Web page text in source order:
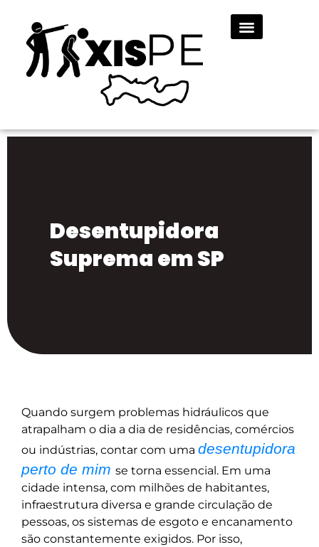
Desentupidora
Suprema em SP
Quando surgem problemas hidráulicos que
atrapalham o dia a dia de residências, comércios
ou indústrias, contar com uma desentupidora
perto de mim se torna essencial. Em uma
cidade intensa, com milhões de habitantes,
infraestrutura diversa e grande circulação de
pessoas, os sistemas de esgoto e encanamento
são constantemente exigidos. Por isso,